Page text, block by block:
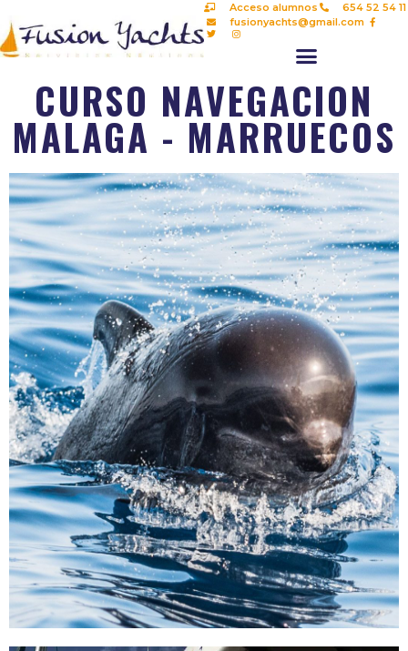
Acceso alumnos
654 52 54 11
fusionyachts@gmail.com
CURSO NAVEGACION
MALAGA - MARRUECOS